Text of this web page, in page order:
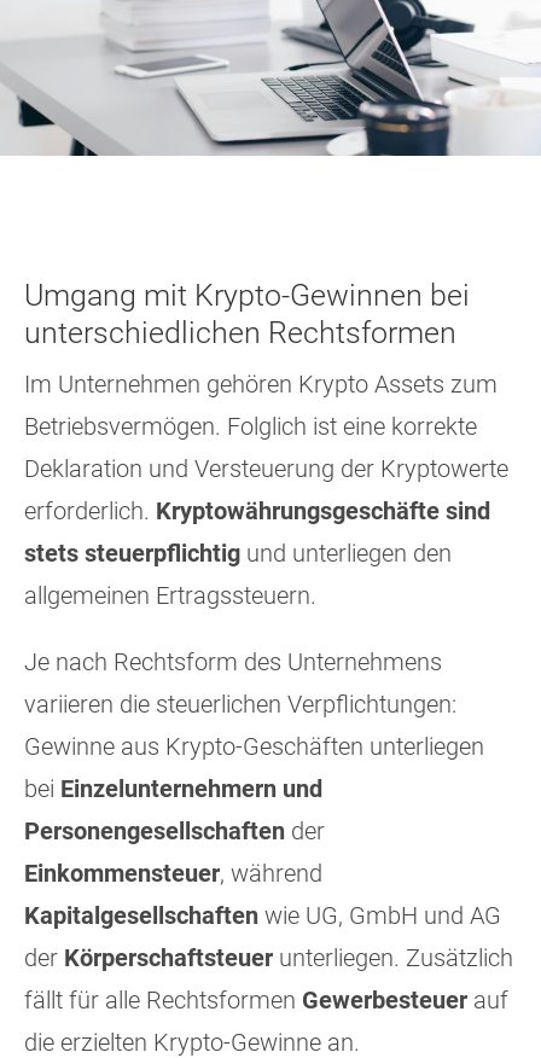
Umgang mit Krypto-Gewinnen bei
unterschiedlichen Rechtsformen
Im Unternehmen gehören Krypto Assets zum
Betriebsvermögen. Folglich ist eine korrekte
Deklaration und Versteuerung der Kryptowerte
erforderlich. Kryptowährungsgeschäfte sind
stets steuerpflichtig und unterliegen den
allgemeinen Ertragssteuern.
Je nach Rechtsform des Unternehmens
variieren die steuerlichen Verpflichtungen:
Gewinne aus Krypto-Geschäften unterliegen
bei Einzelunternehmern und
Personengesellschaften der
Einkommensteuer, während
Kapitalgesellschaften wie UG, GmbH und AG
der Körperschaftsteuer unterliegen. Zusätzlich
fällt für alle Rechtsformen Gewerbesteuer auf
die erzielten Krypto-Gewinne an.